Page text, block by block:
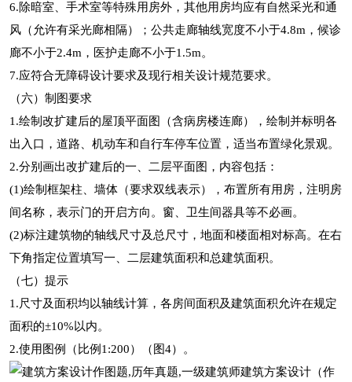
6.除暗室、手术室等特殊用房外，其他用房均应有自然采光和通
风（允许有采光廊相隔）；公共走廊轴线宽度不小于4.8m，候诊
廊不小于2.4m，医护走廊不小于1.5m。
7.应符合无障碍设计要求及现行相关设计规范要求。
（六）制图要求
1.绘制改扩建后的屋顶平面图（含病房楼连廊），绘制并标明各
出入口，道路、机动车和自行车停车位置，适当布置绿化景观。
2.分别画出改扩建后的一、二层平面图，内容包括：
(1)绘制框架柱、墙体（要求双线表示），布置所有用房，注明房
间名称，表示门的开启方向。窗、卫生间器具等不必画。
(2)标注建筑物的轴线尺寸及总尺寸，地面和楼面相对标高。在右
下角指定位置填写一、二层建筑面积和总建筑面积。
（七）提示
1.尺寸及面积均以轴线计算，各房间面积及建筑面积允许在规定
面积的±10%以内。
2.使用图例（比例1:200）（图4）。